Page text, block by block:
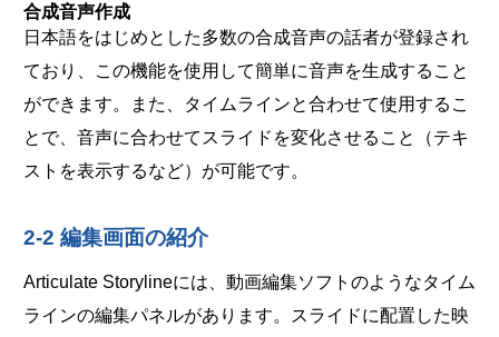
合成音声作成
日本語をはじめとした多数の合成音声の話者が登録され
ており、この機能を使用して簡単に音声を生成すること
ができます。また、タイムラインと合わせて使用するこ
とで、音声に合わせてスライドを変化させること（テキ
ストを表示するなど）が可能です。
2-2 編集画面の紹介
Articulate Storylineには、動画編集ソフトのようなタイム
ラインの編集パネルがあります。スライドに配置した映